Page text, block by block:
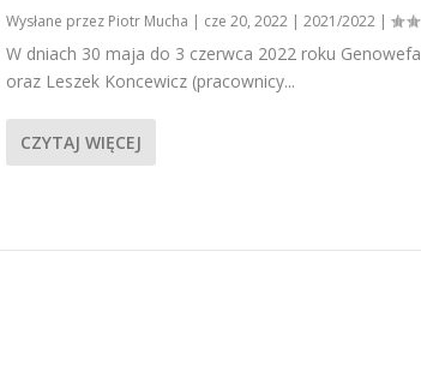
Wysłane przez Piotr Mucha | cze 20, 2022| 2021/2022|
W dniach 30 maja do 3 czerwca 2022 roku
oraz Leszek Koncewicz (pracownicy...
CZYTAJ WIĘCEJ